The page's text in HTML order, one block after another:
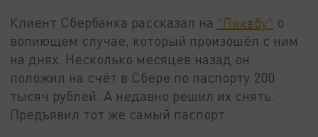
Клиент Сбербанка рассказал на "Пикабу" о
вопиющем случае, который произошёл с ним
на днях. Несколько месяцев назад он
положил на счёт в Сбере по паспорту 200
тысяч рублей. А недавно решил их снять.
Предъявил тот же самый паспорт.